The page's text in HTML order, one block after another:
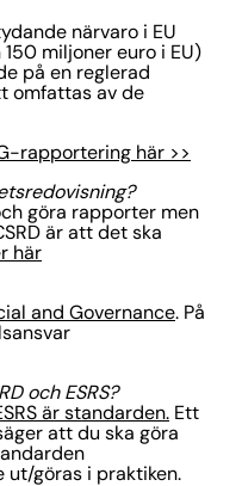
närvaro i EU
miljoner euro i EU)
på en reglerad
omfattas av de
rapportering här >>
göra rapporter men
är att det ska
här
and Governance. På
och ESRS?
är standarden. Ett
att du ska göra
ut/göras i praktiken.